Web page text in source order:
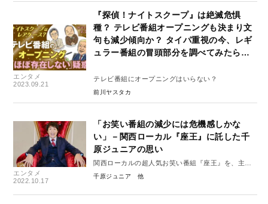
エンタメ
2023.09.21
『探偵！ナイトスクープ』は絶滅危惧
種？ テレビ番組オープニングも決まり文
句も減少傾向か？ タイパ重視の今、レギ
ュラー番組の冒頭部分を調べてみたら…
テレビ番組にオープニングはいらない？
前川ヤスタカ
エンタメ
2022.10.17
「お笑い番組の減少には危機感しかな
い」－関西ローカル『座王』に託した千
原ジュニアの思い
関西ローカルの超人気お笑い番組『座王』を、主
宰・千原ジュニアが語る！
千原ジュニア